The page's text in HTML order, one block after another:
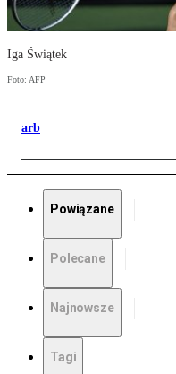
Iga Świątek
Foto: AFP
arb
Powiązane
Polecane
Najnowsze
Tagi